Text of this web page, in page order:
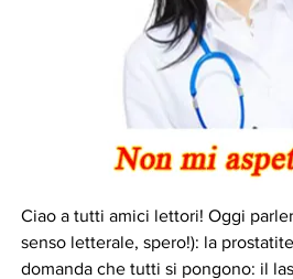
Ciao a tutti amici lettori! Oggi
senso letterale, spero!): la
domanda che tutti si pongono: il